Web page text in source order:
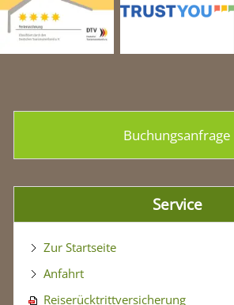
Buchungsanfrage
Service
Zur Startseite
Anfahrt
Reiserücktrittversicherung